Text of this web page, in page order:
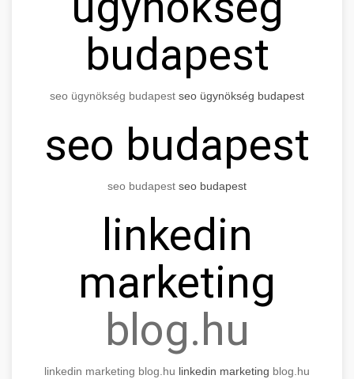
budapest
seo ügynökség budapest seo ügynökség budapest
seo budapest
seo budapest seo budapest
linkedin
marketing
blog.hu
linkedin marketing blog.hu linkedin marketing blog.hu